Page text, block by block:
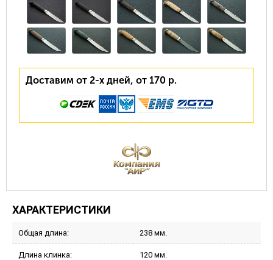
Доставим от 2-х дней, от 170 р.
ХАРАКТЕРИСТИКИ
Общая длина: 238 мм.
Длина клинка: 120 мм.